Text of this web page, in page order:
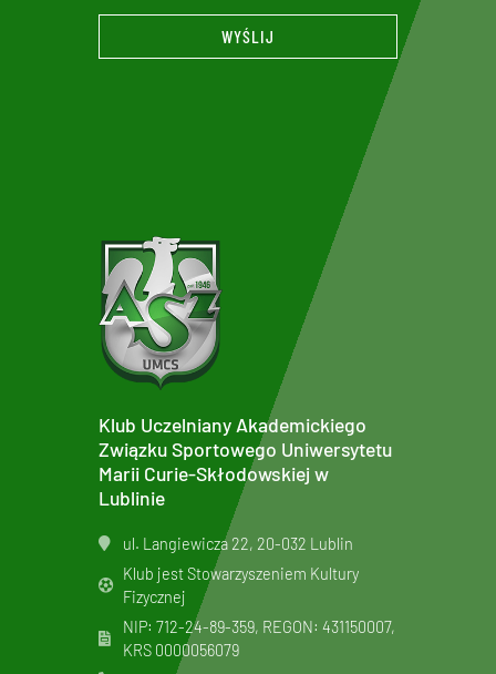
WYŚLIJ
Klub Uczelniany Akademickiego
Związku Sportowego Uniwersytetu
Marii Curie-Skłodowskiej w
Lublinie
ul. Langiewicza 22, 20-032 Lublin
Klub jest Stowarzyszeniem Kultury
Fizycznej
NIP: 712-24-89-359, REGON: 431150007,
KRS 0000056079